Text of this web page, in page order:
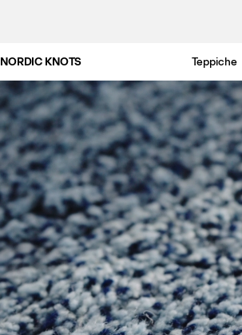
NORDIC KNOTS Teppiche